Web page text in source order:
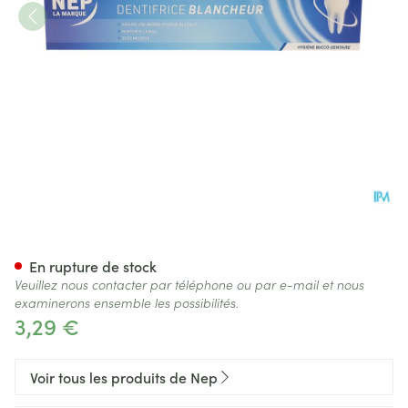
3,29 €
En rupture de stock
Veuillez nous contacter par téléphone ou par e-mail et nous
examinerons ensemble les possibilités.
Voir tous les produits de Nep